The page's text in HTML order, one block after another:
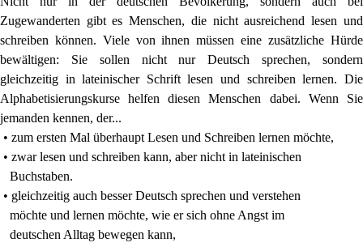
Zugewanderten gibt es Menschen, die nicht ausreichend lesen und
schreiben können. Viele von ihnen müssen eine zusätzliche Hürde
bewältigen: Sie sollen nicht nur Deutsch sprechen, sondern
gleichzeitig in lateinischer Schrift lesen und schreiben lernen. Die
Alphabetisierungskurse helfen diesen Menschen dabei. Wenn Sie
jemanden kennen, der...
• zum ersten Mal überhaupt Lesen und Schreiben lernen möchte,
• zwar lesen und schreiben kann, aber nicht in lateinischen
Buchstaben.
• gleichzeitig auch besser Deutsch sprechen und verstehen
möchte und lernen möchte, wie er sich ohne Angst im
deutschen Alltag bewegen kann,